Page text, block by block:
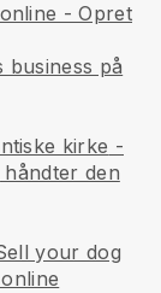
- Opret
business på
kirke -
den
your dog